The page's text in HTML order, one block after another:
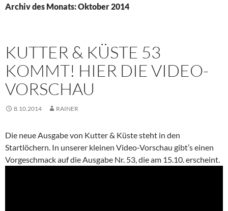
Archiv des Monats: Oktober 2014
KUTTER & KÜSTE 53
KOMMT! HIER DIE VIDEO-
VORSCHAU
8.10.2014 RAINER
Die neue Ausgabe von Kutter & Küste steht in den
Startlöchern. In unserer kleinen Video-Vorschau gibt’s einen
Vorgeschmack auf die Ausgabe Nr. 53, die am 15.10. erscheint.